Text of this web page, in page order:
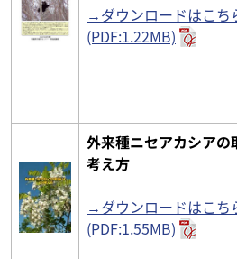
→ダウンロードはこち
(PDF:1.22MB)
外来種ニセアカシアの
考え方
→ダウンロードはこち
(PDF:1.55MB)